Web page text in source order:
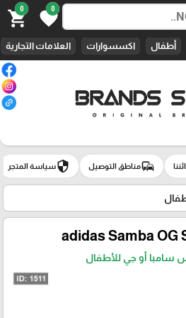
0
favorite
0
shopping_cart
أطفال اكسسوارات العلامات التجارية
commuteمناطق التوصيل securityسياسة المتجر
adidas Samba OG
سامبا أو جي للأطفال